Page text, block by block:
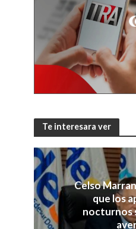
Te interesara ver
Celso
que los
nocturnos